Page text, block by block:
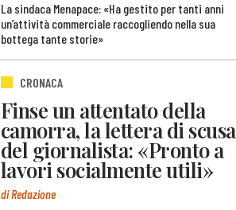
La sindaca Menapace: «Ha gestito per tanti anni
un’attività commerciale raccogliendo nella sua
bottega tante storie»
CRONACA
Finse un attentato della
camorra, la lettera di scusa
del giornalista: «Pronto a
lavori socialmente utili»
di Redazione